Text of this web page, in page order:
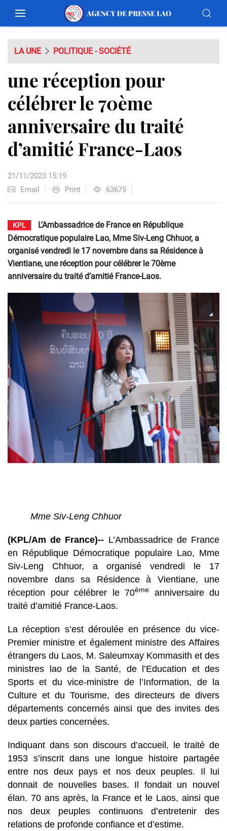
LA UNE POLITIQUE - SOCIÉTÉ
une réception pour
célébrer le 70ème
anniversaire du traité
d’amitié France-Laos
21/11/2023 15:19
Email
Print 63675
KPL
L’Ambassadrice de France en République
Démocratique populaire Lao, Mme Siv-Leng Chhuor, a
organisé vendredi le 17 novembre dans sa Résidence à
Vientiane, une réception pour célébrer le 70ème
anniversaire du traité d’amitié France-Laos.
Mme Siv-Leng Chhuor
(KPL/Am de France)-- L’Ambassadrice de France
en République Démocratique populaire Lao, Mme
Siv-Leng Chhuor, a organisé vendredi le 17
novembre dans sa Résidence à Vientiane, une
réception pour célébrer le 70ème
anniversaire du
traité d’amitié France-Laos.
La réception s’est déroulée en présence du vice-
Premier ministre et également ministre des Affaires
étrangers du Laos, M. Saleumxay Kommasith et des
ministres lao de la Santé, de l’Education et des
Sports et du vice-ministre de l’Information, de la
Culture et du Tourisme, des directeurs de divers
départements concernés ainsi que des invites des
deux parties concernées.
Indiquant dans son discours d’accueil, le traité de
1953 s’inscrit dans une longue histoire partagée
entre nos deux pays et nos deux peuples. Il lui
donnait de nouvelles bases. Il fondait un nouvel
élan. 70 ans après, la France et le Laos, ainsi que
nos deux peuples continuons d’entretenir des
relations de profonde confiance et d’estime.